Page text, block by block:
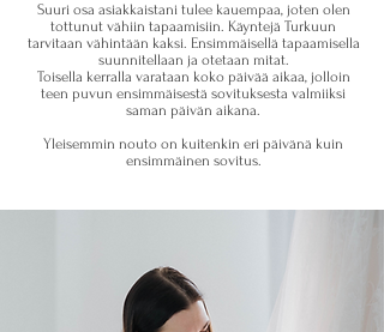
Suuri osa asiakkaistani tulee kauempaa, joten olen
tottunut vähiin tapaamisiin. Käyntejä Turkuun
tarvitaan vähintään kaksi. Ensimmäisellä tapaamisella
suunnitellaan ja otetaan mitat.
Toisella kerralla varataan koko päivää aikaa, jolloin
teen puvun ensimmäisestä sovituksesta valmiiksi
saman päivän aikana.
Yleisemmin nouto on kuitenkin eri päivänä kuin
ensimmäinen sovitus.